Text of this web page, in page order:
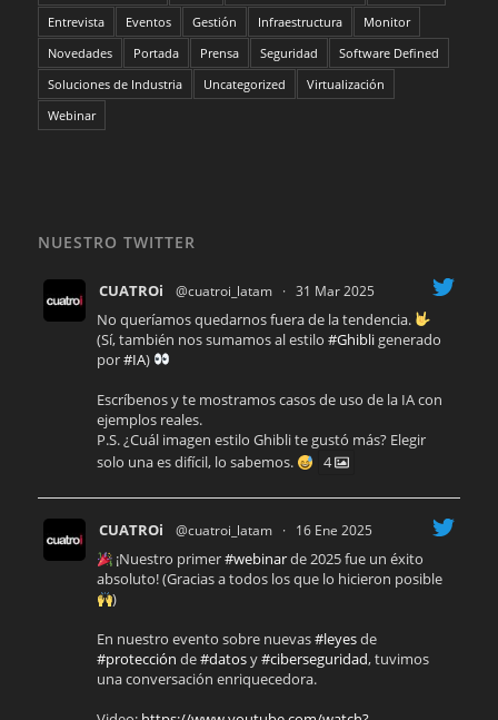
Entrevista
Eventos Gestión Infraestructura
Monitor
Novedades
Portada Prensa Seguridad
Software Defined
Soluciones de Industria
Uncategorized
Virtualización
Webinar
NUESTRO TWITTER
CUATROi @cuatroi_latam · 31 Mar 2025
No queríamos quedarnos fuera de la tendencia.
(Sí, también nos sumamos al estilo #Ghibligenerado
por#IA)
Escríbenos y te mostramos casos de uso de la IA con
ejemplos reales.
P.S. ¿Cuál imagen estilo Ghibli te gustó más? Elegir
solo una es difícil, lo sabemos.
4
CUATROi @cuatroi_latam · 16 Ene 2025
¡Nuestro primer#webinarde 2025 fue un éxito
absoluto! (Gracias a todos los que lo hicieron posible
)
En nuestro evento sobre nuevas#leyesde
#protección de#datosy#ciberseguridad, tuvimos
una conversación enriquecedora.